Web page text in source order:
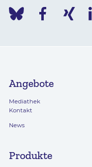
Angebote
Mediathek
Kontakt
News
Produkte